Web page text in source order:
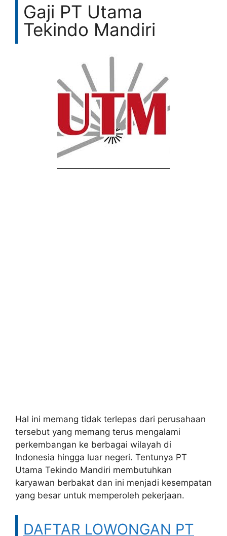
Gaji PT Utama
Tekindo Mandiri
Hal ini memang tidak terlepas dari perusahaan
tersebut yang memang terus mengalami
perkembangan ke berbagai wilayah di
Indonesia hingga luar negeri. Tentunya PT
Utama Tekindo Mandiri membutuhkan
karyawan berbakat dan ini menjadi kesempatan
yang besar untuk memperoleh pekerjaan.
DAFTAR LOWONGAN PT